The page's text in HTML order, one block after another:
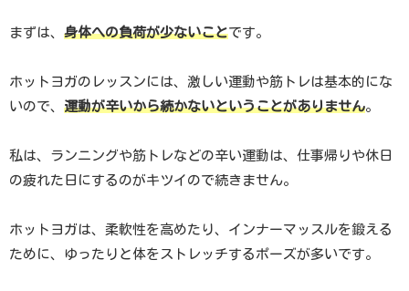
まずは、 身体への負荷が少ないことです。
ホットヨガのレッスンには、激しい運動や筋トレは基本的にな
いので、 運動が辛いから続かないということがありません。
私は、ランニングや筋トレなどの辛い運動は、仕事帰りや休日
の疲れた日にするのがキツイので続きません。
ホットヨガは、柔軟性を高めたり、インナーマッスルを鍛える
ために、ゆったりと体をストレッチするポーズが多いです。